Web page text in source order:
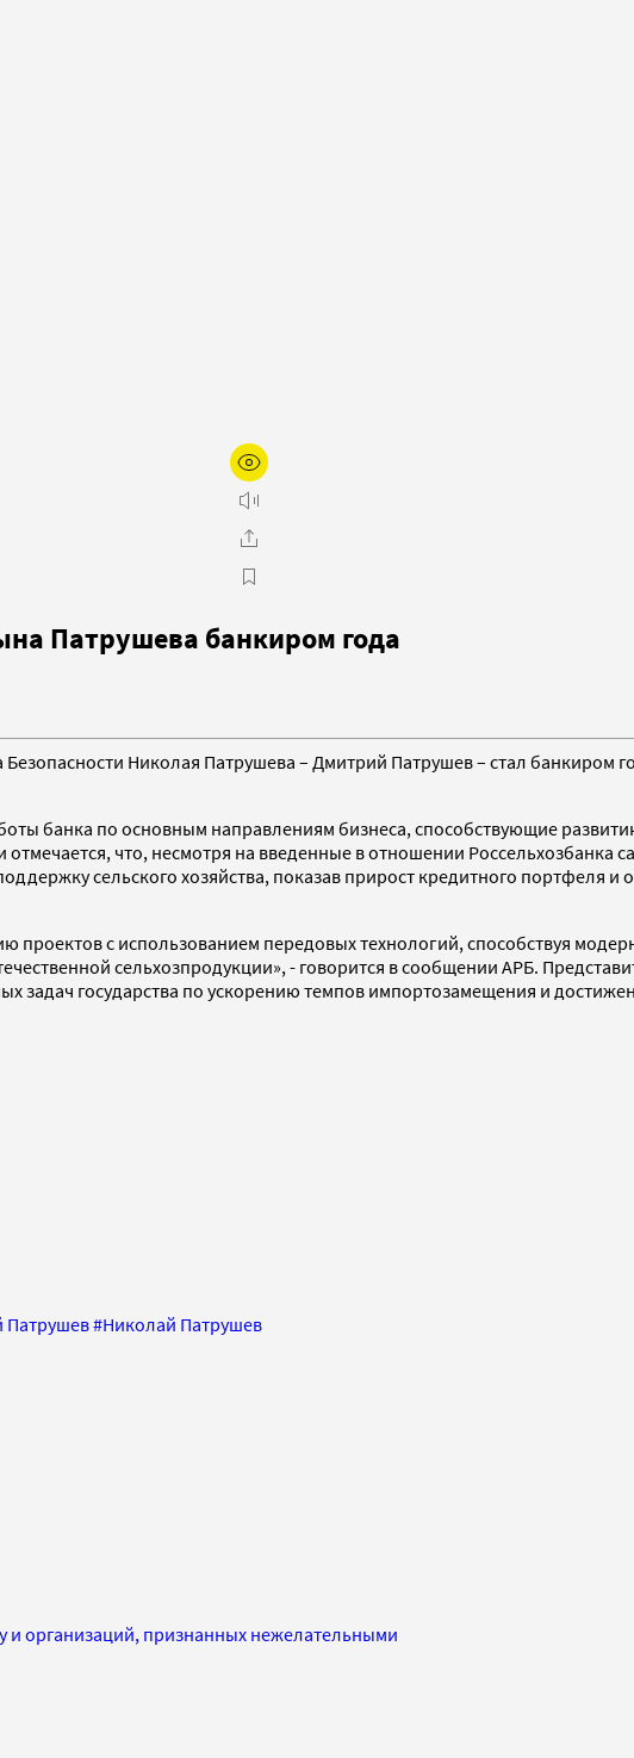
Патрушева банкиром года
Николая Патрушева – Дмитрий Патрушев – стал банкиром
банка по основным направлениям бизнеса, способствующие
что, несмотря на введенные в отношении Россельхозбанка
сельского хозяйства, показав прирост кредитного портфеля
проектов с использованием передовых технологий, способствуя
сельхозпродукции», - говорится в сообщении АРБ.
задач государства по ускорению темпов импортозамещения и
Патрушев#Николай Патрушев
и организаций, признанных нежелательными